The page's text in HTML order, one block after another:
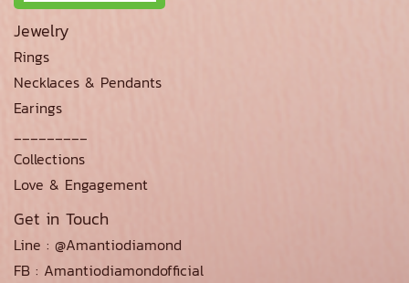
Jewelry
Rings
Necklaces & Pendants
Earings
Collections
Love & Engagement
Get in Touch
Line : @Amantiodiamond
FB : Amantiodiamondofficial